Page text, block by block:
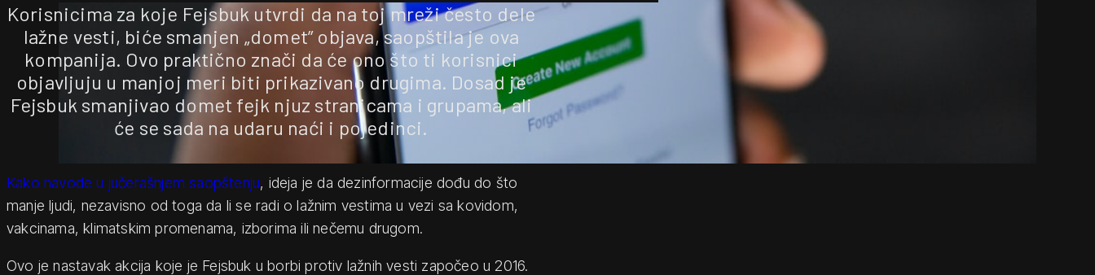
Korisnicima za koje Fejsbuk utvrdi da na toj mreži često dele
lažne vesti, biće smanjen „domet” objava, saopštila je ova
kompanija. Ovo praktično znači da će ono što ti korisnici
objavljuju u manjoj meri biti prikazivano drugima. Dosad je
Fejsbuk smanjivao domet fejk njuz stranicama i grupama, ali
će se sada na udaru naći i pojedinci.
Kako navode u jučerašnjem saopštenju, ideja je da dezinformacije dođu do što
manje ljudi, nezavisno od toga da li se radi o lažnim vestima u vezi sa kovidom,
vakcinama, klimatskim promenama, izborima ili nečemu drugom.
Ovo je nastavak akcija koje je Fejsbuk u borbi protiv lažnih vesti započeo u 2016.